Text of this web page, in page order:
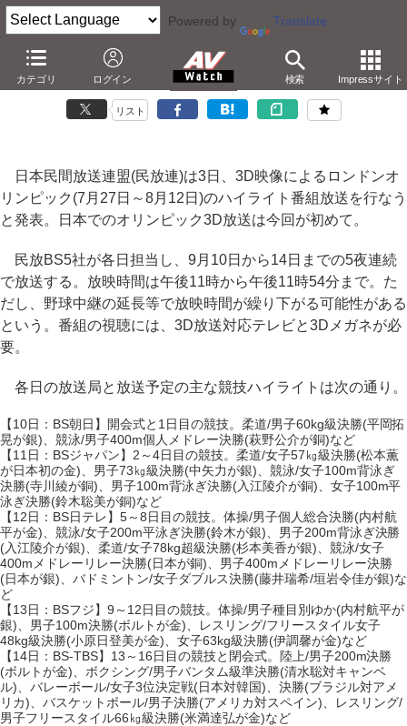
Powered by Translate
カテゴリ ログイン 検索 Impressサイト
民放BS5社が3D映像によるロンドン五輪ハイライト番組
－9月10日～14日まで。国内初の五輪3D放送
リスト
日本民間放送連盟(民放連)は3日、3D映像によるロンドンオ
リンピック(7月27日～8月12日)のハイライト番組放送を行なう
と発表。日本でのオリンピック3D放送は今回が初めて。
民放BS5社が各日担当し、9月10日から14日までの5夜連続
で放送する。放映時間は午後11時から午後11時54分まで。た
だし、野球中継の延長等で放映時間が繰り下がる可能性がある
という。番組の視聴には、3D放送対応テレビと3Dメガネが必
要。
各日の放送局と放送予定の主な競技ハイライトは次の通り。
【10日：BS朝日】開会式と1日目の競技。柔道/男子60kg級決勝(平岡拓
晃が銀)、競泳/男子400m個人メドレー決勝(萩野公介が銅)など
【11日：BSジャパン】2～4日目の競技。柔道/女子57㎏級決勝(松本薫
が日本初の金)、男子73㎏級決勝(中矢力が銀)、競泳/女子100m背泳ぎ
決勝(寺川綾が銅)、男子100m背泳ぎ決勝(入江陵介が銅)、女子100m平
泳ぎ決勝(鈴木聡美が銅)など
【12日：BS日テレ】5～8日目の競技。体操/男子個人総合決勝(内村航
平が金)、競泳/女子200m平泳ぎ決勝(鈴木が銀)、男子200m背泳ぎ決勝
(入江陵介が銀)、柔道/女子78kg超級決勝(杉本美香が銀)、競泳/女子
400mメドレーリレー決勝(日本が銅)、男子400mメドレーリレー決勝
(日本が銀)、バドミントン/女子ダブルス決勝(藤井瑞希/垣岩令佳が銀)な
ど
【13日：BSフジ】9～12日目の競技。体操/男子種目別ゆか(内村航平が
銀)、男子100m決勝(ボルトが金)、レスリング/フリースタイル女子
48kg級決勝(小原日登美が金)、女子63kg級決勝(伊調馨が金)など
【14日：BS-TBS】13～16日目の競技と閉会式。陸上/男子200m決勝
(ボルトが金)、ボクシング/男子バンタム級準決勝(清水聡対キャンベ
ル)、バレーボール/女子3位決定戦(日本対韓国)、決勝(ブラジル対アメ
リカ)、バスケットボール/男子決勝(アメリカ対スペイン)、レスリング/
男子フリースタイル66㎏級決勝(米満達弘が金)など